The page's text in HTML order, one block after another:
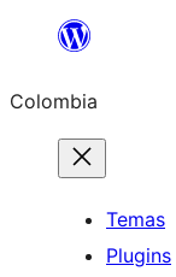
Saltar
contenido
Colombia
Temas
Plugins